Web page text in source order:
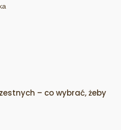
– co wybrać, żeby